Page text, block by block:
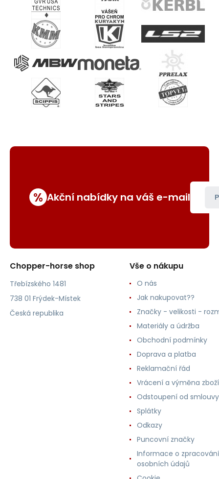
% Akční nabídky na váš e-mail
Chopper-horse shop
Třebízského 1481
738 01 Frýdek-Místek
Česká republika
Vše o nákupu
O nás
Jak nakupovat??
Značky - velikosti -
Materiály a údržba
Obchodní podmínky
Doprava a platba
Reklamační řád
Vrácení a výměna zboží
Odstoupení od smlouvy
Splátky
Odkazy
Puncovní značky
Informace o zpracování
osobních údajů